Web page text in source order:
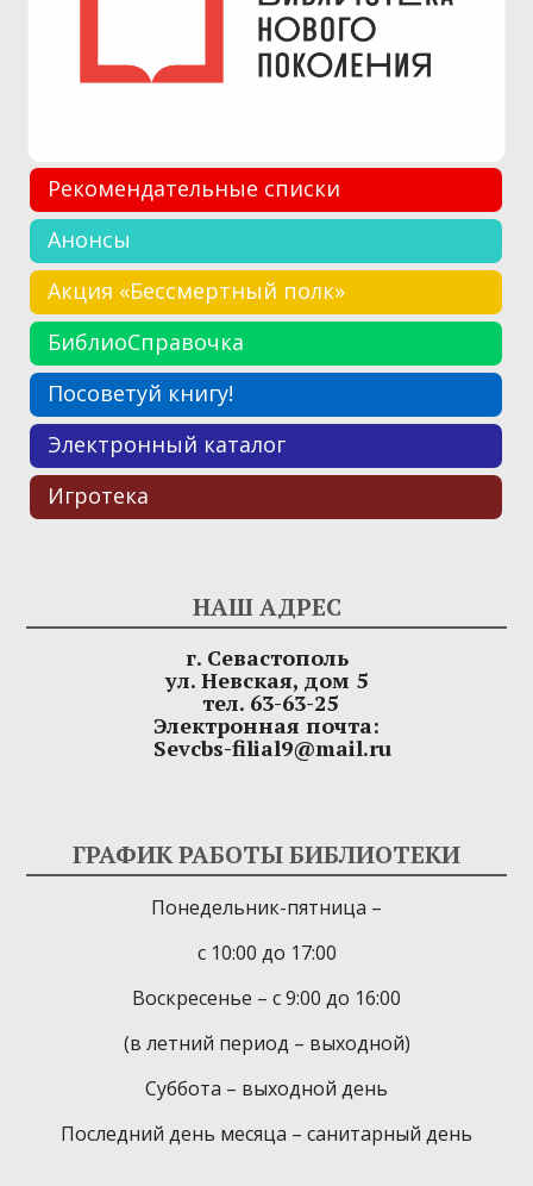
Рекомендательные списки
Анонсы
Акция «Бессмертный полк»
БиблиоСправочка
Посоветуй книгу!
Электронный каталог
Игротека
НАШ АДРЕС
г. Севастополь
ул. Невская, дом 5
тел. 63-63-25
Электронная почта:
Sevcbs-filial9@mail.ru
ГРАФИК РАБОТЫ БИБЛИОТЕКИ
Понедельник-пятница –
с 10:00 до 17:00
Воскресенье – с 9:00 до 16:00
(в летний период – выходной)
Суббота – выходной день
Последний день месяца – санитарный день